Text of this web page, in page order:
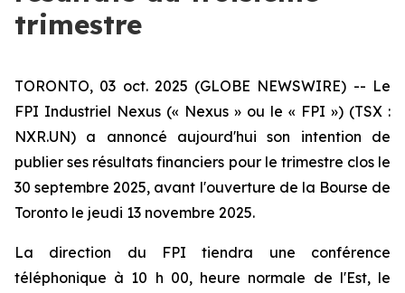
trimestre
TORONTO, 03 oct. 2025 (GLOBE NEWSWIRE) -- Le
FPI Industriel Nexus (« Nexus » ou le « FPI ») (TSX :
NXR.UN) a annoncé aujourd'hui son intention de
publier ses résultats financiers pour le trimestre clos le
30 septembre 2025, avant l'ouverture de la Bourse de
Toronto le jeudi 13 novembre 2025.
La direction du FPI tiendra une conférence
téléphonique à 10 h 00, heure normale de l'Est, le